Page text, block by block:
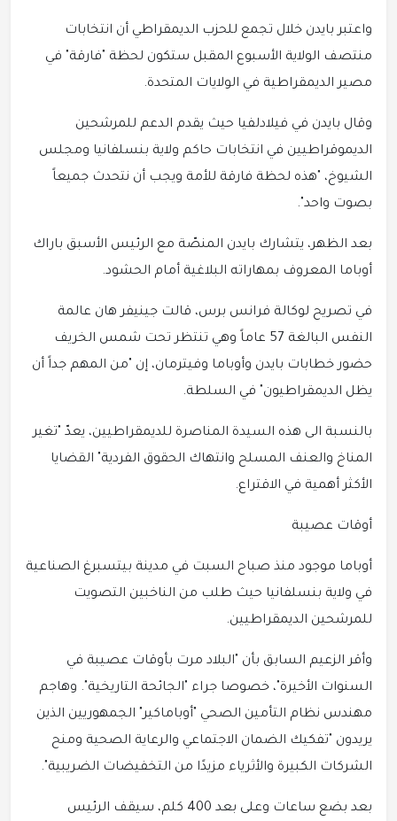
واعتبر بايدن خلال تجمع للحزب الديمقراطي أن انتخابات
منتصف الولاية الأسبوع المقبل ستكون لحظة "فارقة" في
مصير الديمقراطية في الولايات المتحدة.
وقال بايدن في فيلادلفيا حيث يقدم الدعم للمرشحين
الديموقراطيين في انتخابات حاكم ولاية بنسلفانيا ومجلس
الشيوخ، "هذه لحظة فارقة للأمة ويجب أن نتحدث جميعاً
بصوت واحد".
بعد الظهر، يتشارك بايدن المنصّة مع الرئيس الأسبق باراك
أوباما المعروف بمهاراته البلاغية أمام الحشود.
في تصريح لوكالة فرانس برس، قالت جينيفر هان عالمة
النفس البالغة 57 عاماً وهي تنتظر تحت شمس الخريف
حضور خطابات بايدن وأوباما وفيترمان، إن "من المهم جداً أن
يظل الديمقراطيون" في السلطة.
بالنسبة الى هذه السيدة المناصرة للديمقراطيين، يعدّ "تغير
المناخ والعنف المسلح وانتهاك الحقوق الفردية" القضايا
الأكثر أهمية في الاقتراع.
أوقات عصيبة
أوباما موجود منذ صباح السبت في مدينة بيتسبرغ الصناعية
في ولاية بنسلفانيا حيث طلب من الناخبين التصويت
للمرشحين الديمقراطيين.
وأقر الزعيم السابق بأن "البلاد مرت بأوقات عصيبة في
السنوات الأخيرة"، خصوصا جراء "الجائحة التاريخية". وهاجم
مهندس نظام التأمين الصحي "أوباماكير" الجمهوريين الذين
يريدون "تفكيك الضمان الاجتماعي والرعاية الصحية ومنح
الشركات الكبيرة والأثرياء مزيدًا من التخفيضات الضريبية".
بعد بضع ساعات وعلى بعد 400 كلم، سيقف الرئيس